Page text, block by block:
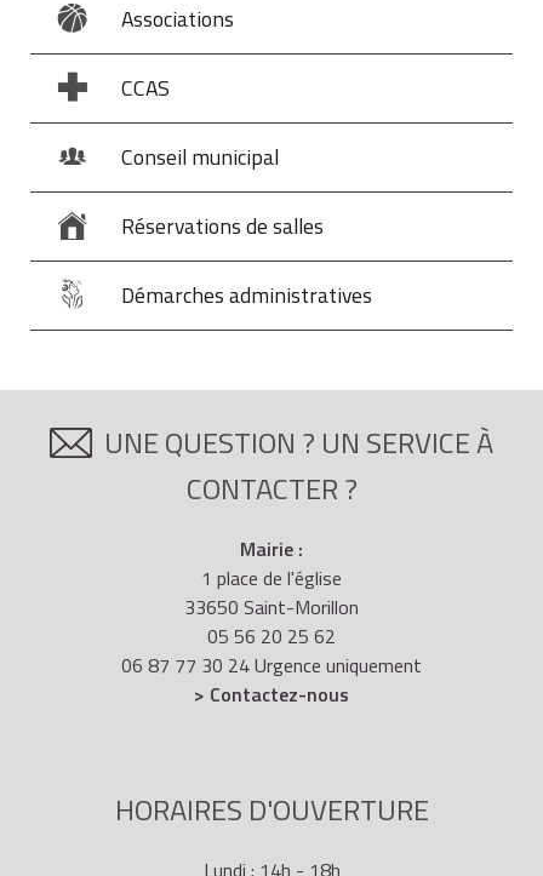
Associations
CCAS
Conseil municipal
Réservations de salles
Démarches administratives
UNE QUESTION ? UN SERVICE À
CONTACTER ?
Mairie :
1 place de l'église
33650 Saint-Morillon
05 56 20 25 62
06 87 77 30 24 Urgence uniquement
> Contactez-nous
HORAIRES D'OUVERTURE